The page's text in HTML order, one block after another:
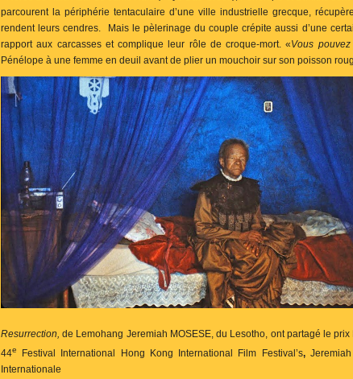
parcourent la périphérie tentaculaire d’une ville industrielle grecque,
rendent leurs cendres. Mais le pèlerinage du couple crépite aussi d’une
rapport aux carcasses et complique leur rôle de croque-mort. «Vous
Pénélope à une femme en deuil avant de plier un mouchoir sur son poisson
Resurrection, de Lemohang Jeremiah MOSESE, du Lesotho, ont partagé le prix
44e Festival International Hong Kong International Film Festival’s,
Internationale